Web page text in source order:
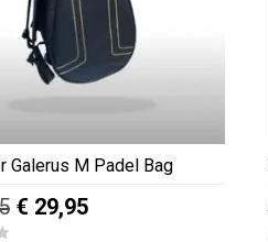
Galerus M Padel Bag
Oorspronkelijke
€ 29,95Huidige